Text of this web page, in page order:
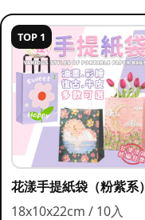
TOP 1
花漾手提紙袋（粉紫系）
18x10x22cm / 10入